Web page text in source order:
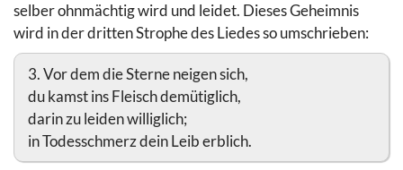
selber ohnmächtig wird und leidet. Dieses Geheimnis
wird in der dritten Strophe des Liedes so umschrieben:
3. Vor dem die Sterne neigen sich,
du kamst ins Fleisch demütiglich,
darin zu leiden williglich;
in Todesschmerz dein Leib erblich.